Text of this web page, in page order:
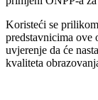
U maju 2017.
kulturu i sport
organizacijom Save
saradnju na
ovladaju ključnim